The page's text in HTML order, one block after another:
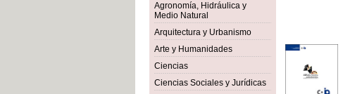
Agronomía, Hidráulica y
Medio Natural
Arquitectura y Urbanismo
Arte y Humanidades
Ciencias
Ciencias Sociales y Jurídicas